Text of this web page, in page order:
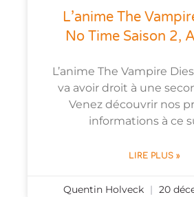
L’anime The
No Time Saison 2,
L’anime The Vampire
va avoir droit à une
Venez découvrir nos
informations à ce
LIRE PLUS »
Quentin Holveck 20